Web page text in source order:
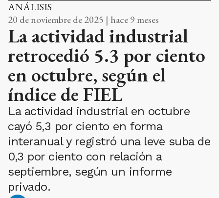
ANÁLISIS
20 de noviembre de 2025 | hace 9 meses
La actividad industrial
retrocedió 5.3 por ciento
en octubre, según el
índice de FIEL
La actividad industrial en octubre
cayó 5,3 por ciento en forma
interanual y registró una leve suba de
0,3 por ciento con relación a
septiembre, según un informe
privado.